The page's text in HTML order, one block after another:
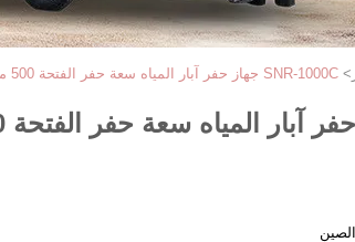
> SNR-1000C جهاز حفر آبار المياه سعة حفر الفتحة 500 مم عمق 1000 متر
الصين